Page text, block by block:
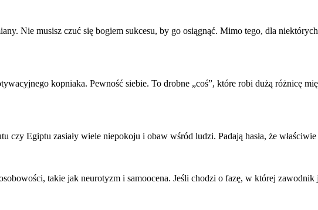
Nie musisz czuć się bogiem sukcesu, by go osiągnąć. Mimo tego, dla
kopniaka. Pewność siebie. To drobne „coś”, które robi dużą różnicę
czy Egiptu zasiały wiele niepokoju i obaw wśród ludzi. Padają hasła, że
takie jak neurotyzm i samoocena. Jeśli chodzi o fazę, w której zawodnik